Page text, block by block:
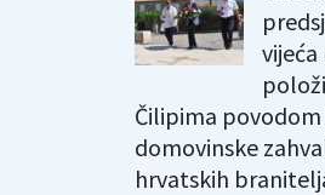
vijeća
Čilipima
domovinske
hrvatskih